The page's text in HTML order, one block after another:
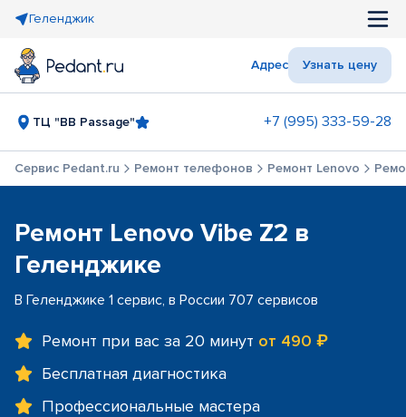
Геленджик
Адрес Узнать цену
ТЦ "BB Passage" +7 (995) 333-59-28
Сервис Pedant.ru Ремонт телефонов Ремонт Lenovo
Ремонт Lenovo Vibe Z2 в
Геленджике
В Геленджике 1 сервис, в России 707 сервисов
Ремонт при вас за 20 минут от 490 ₽
Бесплатная диагностика
Профессиональные мастера